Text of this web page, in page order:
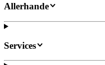
Allerhande
Services